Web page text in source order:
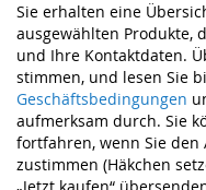
Sie erhalten eine
ausgewählten Produkte,
und Ihre Kontaktdaten.
stimmen, und lesen Sie
Geschäftsbedingungen
aufmerksam durch. Sie
fortfahren, wenn Sie
zustimmen (Häkchen